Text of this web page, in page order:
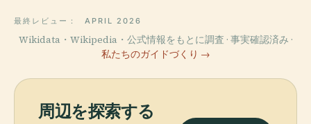
最終レビュー： APRIL 2026
Wikidata・Wikipedia・公式情報をもとに調査 · 事実確認済み ·
私たちのガイドづくり →
周辺を探索する